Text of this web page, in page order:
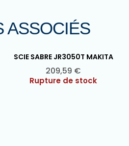
ASSOCIÉS
Ajouter au panier
SCIE SABRE JR3050T MAKITA
Prix
209,59 €
Rupture de stock